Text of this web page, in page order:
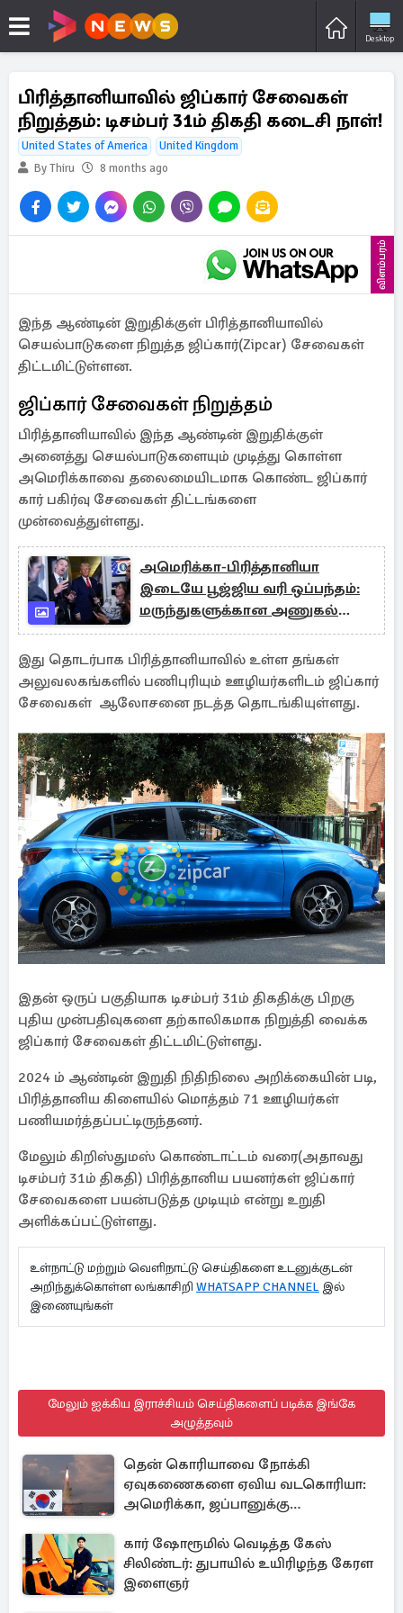
Desktop
பிரித்தானியாவில் ஜிப்கார் சேவைகள்
நிறுத்தம்: டிசம்பர் 31ம் திகதி கடைசி நாள்!
United States of America
United Kingdom
By Thiru
8 months ago
விளம்பரம்
இந்த ஆண்டின் இறுதிக்குள் பிரித்தானியாவில்
செயல்பாடுகளை நிறுத்த ஜிப்கார்(Zipcar) சேவைகள்
திட்டமிட்டுள்ளன.
ஜிப்கார் சேவைகள் நிறுத்தம்
பிரித்தானியாவில் இந்த ஆண்டின் இறுதிக்குள்
அனைத்து செயல்பாடுகளையும் முடித்து கொள்ள
அமெரிக்காவை தலைமையிடமாக கொண்ட ஜிப்கார்
கார் பகிர்வு சேவைகள் திட்டங்களை
முன்வைத்துள்ளது.
அமெரிக்கா-பிரித்தானியா
இடையே பூஜ்ஜிய வரி ஒப்பந்தம்:
மருந்துகளுக்கான அணுகல்
அதிகரிப்பு
இது தொடர்பாக பிரித்தானியாவில் உள்ள தங்கள்
அலுவலகங்களில் பணிபுரியும் ஊழியர்களிடம் ஜிப்கார்
சேவைகள் ஆலோசனை நடத்த தொடங்கியுள்ளது.
இதன் ஒருப் பகுதியாக டிசம்பர் 31ம் திகதிக்கு பிறகு
புதிய முன்பதிவுகளை தற்காலிகமாக நிறுத்தி வைக்க
ஜிப்கார் சேவைகள் திட்டமிட்டுள்ளது.
2024 ம் ஆண்டின் இறுதி நிதிநிலை அறிக்கையின் படி,
பிரித்தானிய கிளையில் மொத்தம் 71 ஊழியர்கள்
பணியமர்த்தப்பட்டிருந்தனர்.
மேலும் கிறிஸ்துமஸ் கொண்டாட்டம் வரை(அதாவது
டிசம்பர் 31ம் திகதி) பிரித்தானிய பயனர்கள் ஜிப்கார்
சேவைகளை பயன்படுத்த முடியும் என்று உறுதி
அளிக்கப்பட்டுள்ளது.
உள்நாட்டு மற்றும் வெளிநாட்டு செய்திகளை உடனுக்குடன்
அறிந்துக்கொள்ள லங்காசிறி WHATSAPP CHANNEL இல்
இணையுங்கள்
மேலும் ஐக்கிய இராச்சியம் செய்திகளைப் படிக்க இங்கே
அழுத்தவும்
தென் கொரியாவை நோக்கி
ஏவுகணைகளை ஏவிய வடகொரியா:
அமெரிக்கா, ஜப்பானுக்கு
கார் ஷோரூமில் வெடித்த கேஸ்
சிலிண்டர்: துபாயில் உயிரிழந்த கேரள
இளைஞர்